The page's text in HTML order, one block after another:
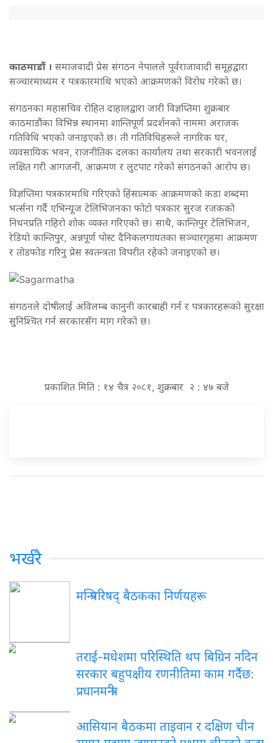
काठमाडौं । समाजवादी प्रेस संगठन नेपालले पूर्वराजावादी समूहद्वारा
सञ्चारमाध्यम र पत्रकारमाथि भएको आक्रमणको विरोध गरेको छ।
संगठनका महासचिव रोहित दाहालद्वारा जारी विज्ञप्तिमा शुक्रबार
काठमाडौंका विभिन्न स्थानमा शान्तिपूर्ण प्रदर्शनको नाममा अराजक
गतिविधि भएको जनाइएको छ। ती गतिविधिहरूले नागरिक घर,
व्यवसायिक भवन, राजनीतिक दलका कार्यालय तथा सरकारी भवनलाई
लक्षित गरी आगजनी, आक्रमण र लुटपाट गरेको संगठनको आरोप छ।
विज्ञप्तिमा पत्रकारमाथि गरिएको हिंसात्मक आक्रमणको कडा शब्दमा
भर्त्सना गर्दै एभिन्यूज टेलिभिजनका फोटो पत्रकार सुरज रजकको
निधनप्रति गहिरो शोक व्यक्त गरिएको छ। साथै, कान्तिपुर टेलिभिजन,
रेडियो कान्तिपुर, अन्नपूर्ण पोस्ट दैनिकलगायतका सञ्चारगृहमा आक्रमण
र तोडफोड गरिनु प्रेस स्वतन्त्रता विपरीत रहेको जनाइएको छ।
संगठनले दोषीलाई अविलम्ब कानुनी कारबाही गर्न र पत्रकारहरूको सुरक्षा
सुनिश्चित गर्न सरकारसँग माग गरेको छ।
प्रकाशित मिति : १४ चैत्र २०८१, शुक्रबार २ : ४७ बजे
भर्खरै
मन्त्रिपरिषद् बैठकका निर्णयहरू
तराई-मधेशमा परिस्थिति थप बिग्रिन नदिन
सरकार बहुपक्षीय रणनीतिमा काम गर्दैछ:
प्रधानमन्त्री
आसियान बैठकमा ताइवान र दक्षिण चीन